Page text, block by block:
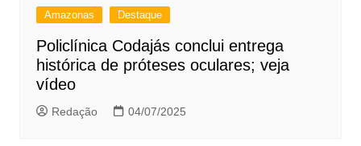
Amazonas Destaque
Policlínica Codajás conclui entrega
histórica de próteses oculares; veja
vídeo
Redação 04/07/2025